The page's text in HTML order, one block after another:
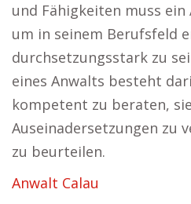
und Fähigkeiten muss
um in seinem Berufsfeld
durchsetzungsstark zu
eines Anwalts besteht
kompetent zu beraten,
Auseinadersetzungen zu
zu beurteilen.
Anwalt Calau